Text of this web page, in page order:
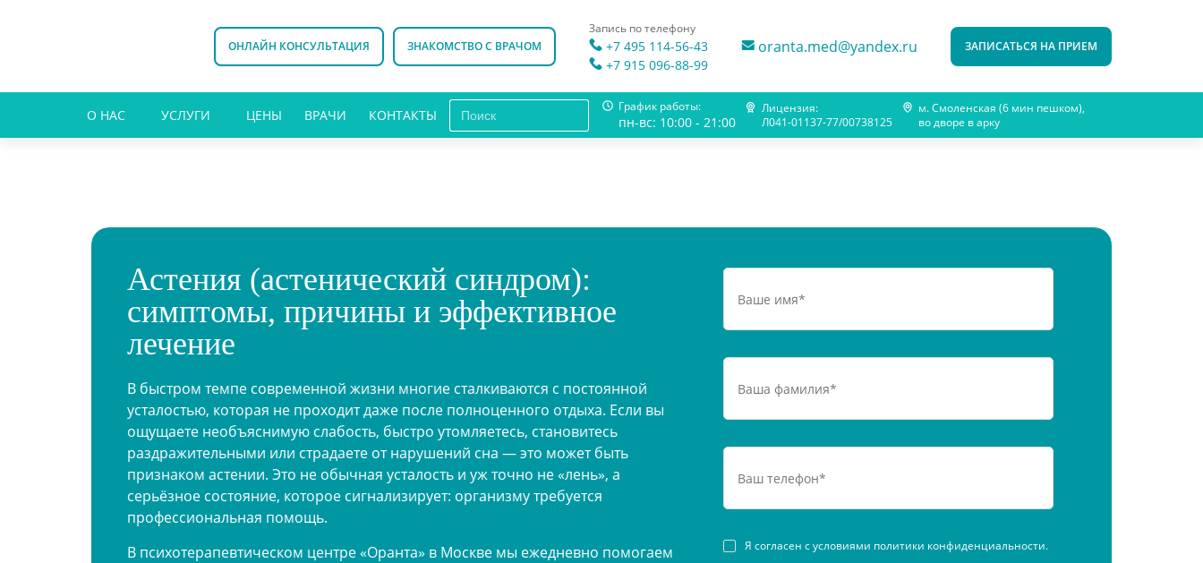
ОНЛАЙН КОНСУЛЬТАЦИЯ ЗНАКОМСТВО С ВРАЧОМ
Запись по телефону
+7 495 114-56-43
+7 915 096-88-99
oranta.med@yandex.ru ЗАПИСАТЬСЯ НА ПРИЕМ
О НАС УСЛУГИ ЦЕНЫ ВРАЧИ КОНТАКТЫ
Search
for:
Search Button График работы:
пн-вс: 10:00 - 21:00
Лицензия:
Л041-01137-77/00738125
м. Смоленская (6 мин пешком),
во дворе в арку
Астения (астенический синдром):
симптомы, причины и эффективное
лечение
В быстром темпе современной жизни многие сталкиваются с постоянной
усталостью, которая не проходит даже после полноценного отдыха. Если вы
ощущаете необъяснимую слабость, быстро утомляетесь, становитесь
раздражительными или страдаете от нарушений сна — это может быть
признаком астении. Это не обычная усталость и уж точно не «лень», а
серьёзное состояние, которое сигнализирует: организму требуется
профессиональная помощь.
В психотерапевтическом центре «Оранта» в Москве мы ежедневно помогаем
Я согласен с условиями политики конфиденциальности.